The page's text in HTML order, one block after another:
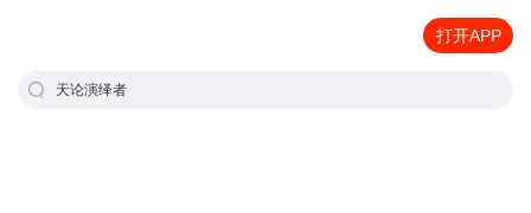
打开APP
天论演绎者